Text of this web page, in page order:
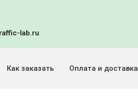
lab.ru.
Как заказать Оплата и доставка